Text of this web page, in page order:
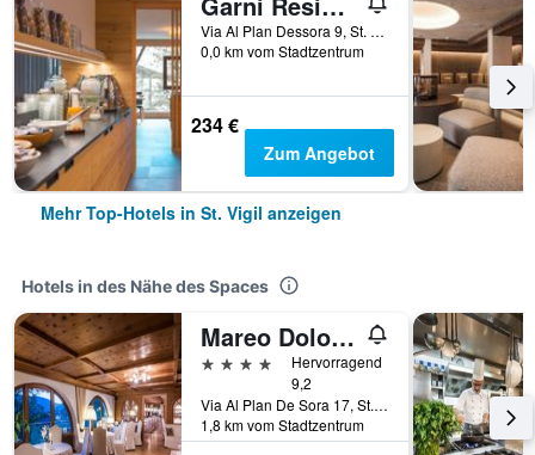
Via Al Plan Dessora 9, St. Vigil, Südtirol, Italien
0,0 km vom Stadtzentrum
234 €
Zum Angebot
Mehr Top-Hotels in St. Vigil anzeigen
Hotels in des Nähe des Spaces
Mareo Dolomites Hotel
4 Sterne
Hervorragend
9,2
Via Al Plan De Sora 17, St. Vigil, Südtirol, Italien
1,8 km vom Stadtzentrum